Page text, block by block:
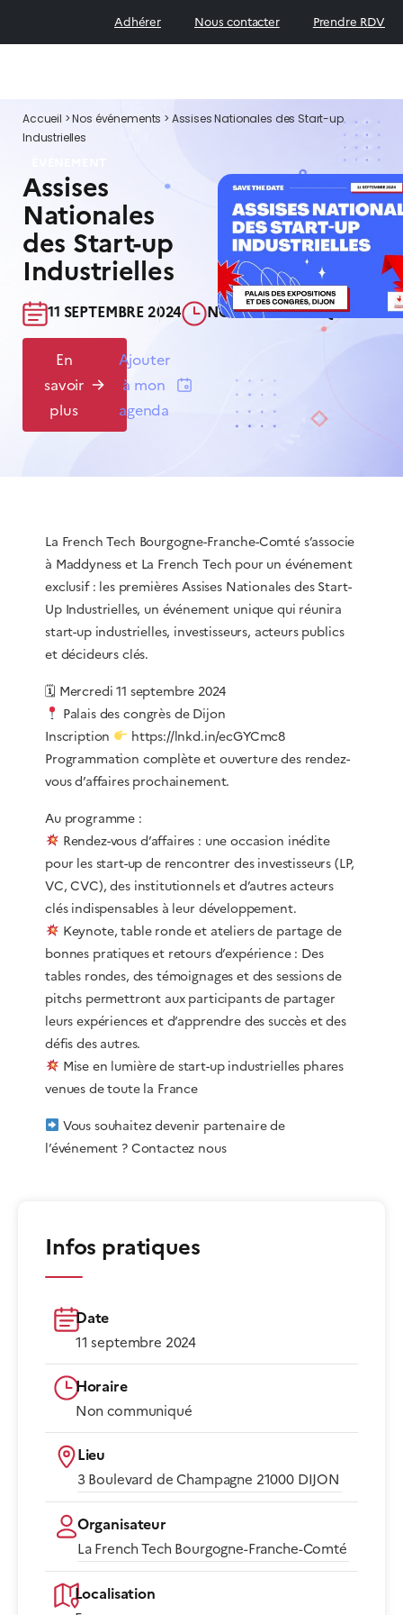
Adhérer Nous contacter Prendre RDV
Accueil >Nos événements > Assises Nationales des Start-up
Industrielles
Assises
Nationales
des Start-up
Industrielles
11 SEPTEMBRE 2024​ NON COMMUNIQUÉ​
En
savoir
plus
Ajouter
à mon
agenda
La French Tech Bourgogne-Franche-Comté s’associe
à Maddyness et La French Tech pour un événement
exclusif : les premières Assises Nationales des Start-
Up Industrielles, un événement unique qui réunira
start-up industrielles, investisseurs, acteurs publics
et décideurs clés.
🗓 Mercredi 11 septembre 2024
Palais des congrès de Dijon
Inscription
https://lnkd.in/ecGYCmc8
Programmation complète et ouverture des rendez-
vous d’affaires prochainement.
Au programme :
Rendez-vous d’affaires : une occasion inédite
pour les start-up de rencontrer des investisseurs (LP,
VC, CVC), des institutionnels et d’autres acteurs
clés indispensables à leur développement.
Keynote, table ronde et ateliers de partage de
bonnes pratiques et retours d’expérience : Des
tables rondes, des témoignages et des sessions de
pitchs permettront aux participants de partager
leurs expériences et d’apprendre des succès et des
défis des autres.
Mise en lumière de start-up industrielles phares
venues de toute la France
Vous souhaitez devenir partenaire de
l’événement ? Contactez nous
Infos pratiques
Date
11 septembre 2024
Horaire
Non communiqué​
Lieu
3 Boulevard de Champagne 21000 DIJON​
Organisateur
La French Tech Bourgogne-Franche-Comté
Localisation